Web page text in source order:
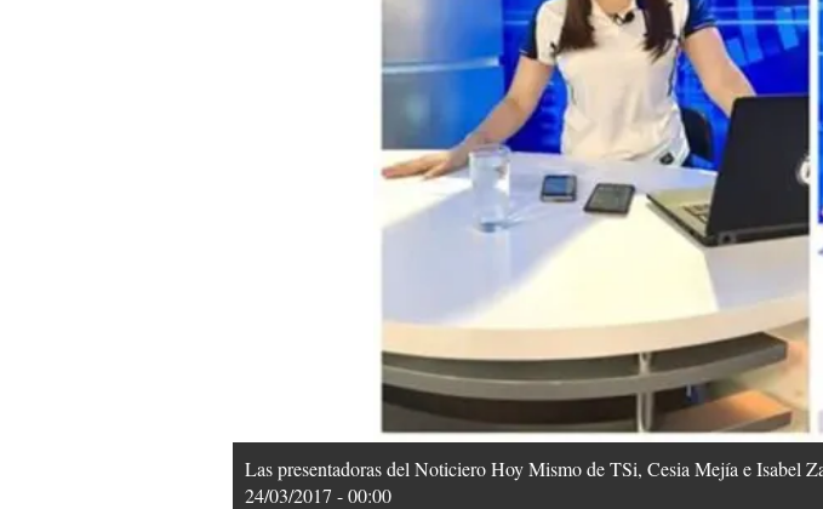
Las presentadoras del Noticiero Hoy Mismo de TSi, Cesia Mejía e Isabel
24/03/2017 - 00:00